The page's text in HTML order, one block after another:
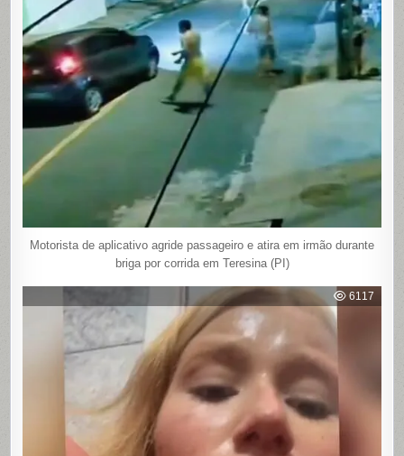
Motorista de aplicativo agride passageiro e atira em irmão durante
briga por corrida em Teresina (PI)
6117